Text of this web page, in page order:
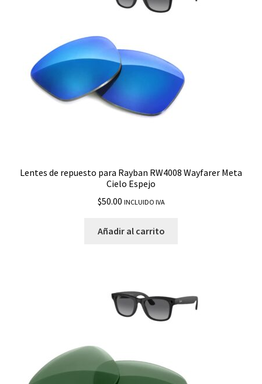
Lentes de repuesto para Rayban RW4008 Wayfarer Meta
Cielo Espejo
$50.00 INCLUIDO IVA
Añadir al carrito